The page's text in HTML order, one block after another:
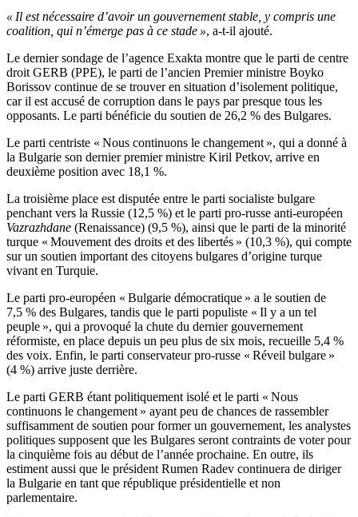
« Il est nécessaire d’avoir un gouvernement stable, y compris une
coalition, qui n’émerge pas à ce stade », a-t-il ajouté.
Le dernier sondage de l’agence Exakta montre que le parti de centre
droit GERB (PPE), le parti de l’ancien Premier ministre Boyko
Borissov continue de se trouver en situation d’isolement politique,
car il est accusé de corruption dans le pays par presque tous les
opposants. Le parti bénéficie du soutien de 26,2 % des Bulgares.
Le parti centriste « Nous continuons le changement », qui a donné à
la Bulgarie son dernier premier ministre Kiril Petkov, arrive en
deuxième position avec 18,1 %.
La troisième place est disputée entre le parti socialiste bulgare
penchant vers la Russie (12,5 %) et le parti pro-russe anti-européen
Vazrazhdane (Renaissance) (9,5 %), ainsi que le parti de la minorité
turque « Mouvement des droits et des libertés » (10,3 %), qui compte
sur un soutien important des citoyens bulgares d’origine turque
vivant en Turquie.
Le parti pro-européen « Bulgarie démocratique » a le soutien de
7,5 % des Bulgares, tandis que le parti populiste « Il y a un tel
peuple », qui a provoqué la chute du dernier gouvernement
réformiste, en place depuis un peu plus de six mois, recueille 5,4 %
des voix. Enfin, le parti conservateur pro-russe « Réveil bulgare »
(4 %) arrive juste derrière.
Le parti GERB étant politiquement isolé et le parti « Nous
continuons le changement » ayant peu de chances de rassembler
suffisamment de soutien pour former un gouvernement, les analystes
politiques supposent que les Bulgares seront contraints de voter pour
la cinquième fois au début de l’année prochaine. En outre, ils
estiment aussi que le président Rumen Radev continuera de diriger
la Bulgarie en tant que république présidentielle et non
parlementaire.